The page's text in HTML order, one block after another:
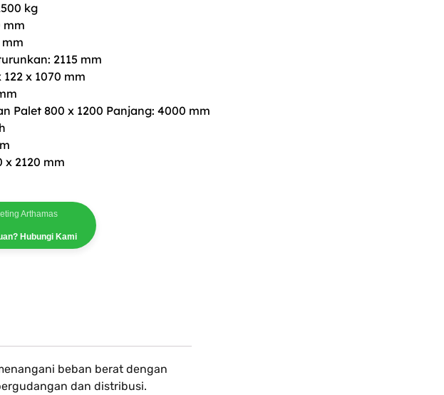
kg
mm
mm
2115 mm
x 1070 mm
Palet 800 x 1200 Panjang: 4000 mm
x 2120 mm
Arthamas
Hubungi Kami
beban berat dengan
dan distribusi.